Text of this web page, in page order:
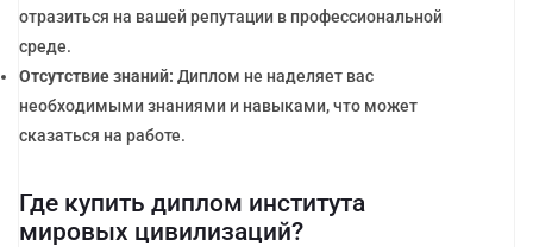
отразиться на вашей репутации в профессиональной
среде.
Отсутствие знаний: Диплом не наделяет вас
необходимыми знаниями и навыками, что может
сказаться на работе.
Где купить диплом института
мировых цивилизаций?